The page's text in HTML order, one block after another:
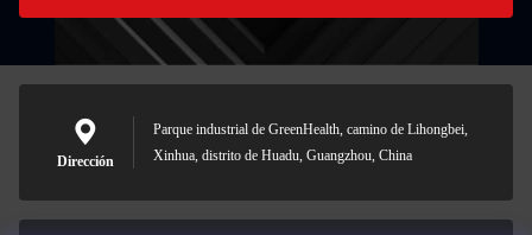
Dirección
Parque industrial de GreenHealth, camino de Lihongbei,
Xinhua, distrito de Huadu, Guangzhou, China